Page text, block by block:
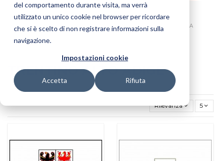
del comportamento durante visita, ma verrà
utilizzato un unico cookie nel browser per ricordare
che si è scelto di non registrare informazioni sulla
navigazione.
Impostazioni cookie
Accetta Rifiuta
HOME BANDIERE BANDIERE DEL MONDO
BANDIERE DELL'ITALIA
TRENTINO ALTO ADIGE
Rilevanza 5